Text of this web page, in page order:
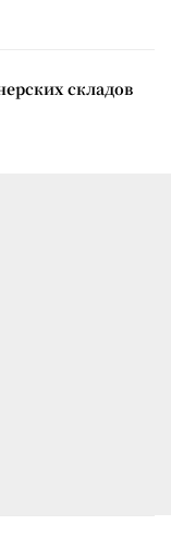
складов